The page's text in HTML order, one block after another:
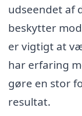
udseendet af
beskytter
er vigtigt at
har erfaring
gøre en stor
resultat.